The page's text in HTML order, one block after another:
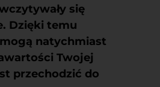
się
Dzięki temu
natychmiast
Twojej
przechodzić do